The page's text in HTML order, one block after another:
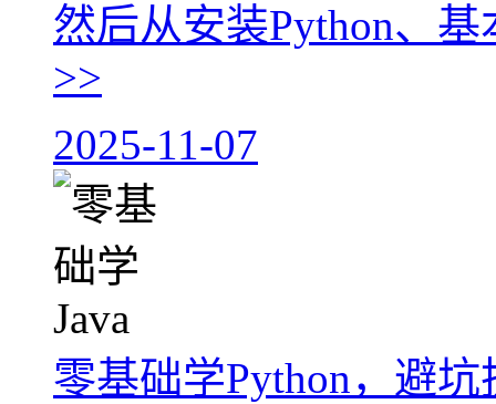
然后从安装Python、
>>
2025-11-07
零基础学Python，避坑